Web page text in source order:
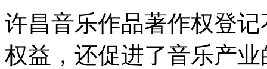
许昌音乐作品著作权登
权益，还促进了音乐产